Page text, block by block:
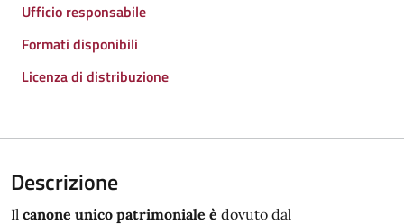
Ufficio responsabile
Formati disponibili
Licenza di distribuzione
Descrizione
Il canone unico patrimoniale è dovuto dal